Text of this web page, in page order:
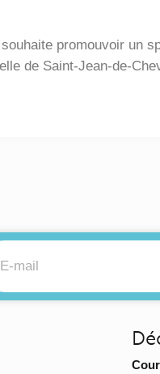
promouvoir un
de Saint-Jean-de-